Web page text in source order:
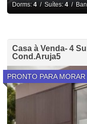
Dorms: 4/ Suítes: 4/
Casa à Venda- 4
Cond.Aruja5
PRONTO PARA MORAR